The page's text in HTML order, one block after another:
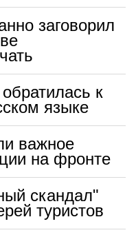
заговорил
к
языке
важное
на фронте
скандал"
туристов